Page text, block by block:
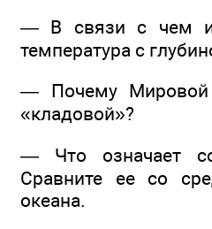
— В связи с чем и
температура с
— Почему Мировой
«кладовой»?
— Что означает
Сравните ее со
океана.